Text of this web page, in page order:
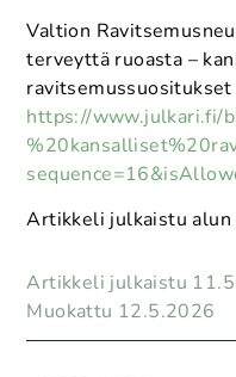
Valtion
terveyttä ruoasta –
https://www.julkari.fi/
Artikkeli julkaistu alun
Artikkeli julkaistu
Muokattu 12.5.2026